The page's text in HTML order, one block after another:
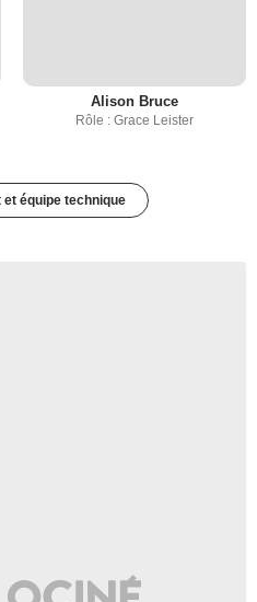
Alison Bruce
Rôle : Grace Leister
équipe technique